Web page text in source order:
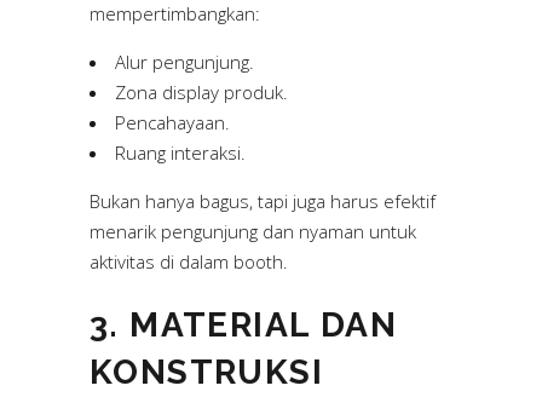
mempertimbangkan:
Alur pengunjung.
Zona display produk.
Pencahayaan.
Ruang interaksi.
Bukan hanya bagus, tapi juga harus efektif
menarik pengunjung dan nyaman untuk
aktivitas di dalam booth.
3. MATERIAL DAN
KONSTRUKSI